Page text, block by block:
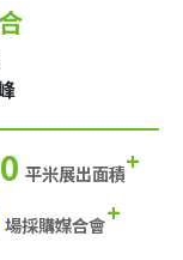
平米展出面積+
場採購媒合會+